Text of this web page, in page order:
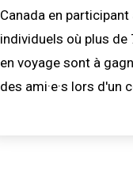
Canada en
individuels où plus de
en voyage sont à
des ami·e·s lors d'un